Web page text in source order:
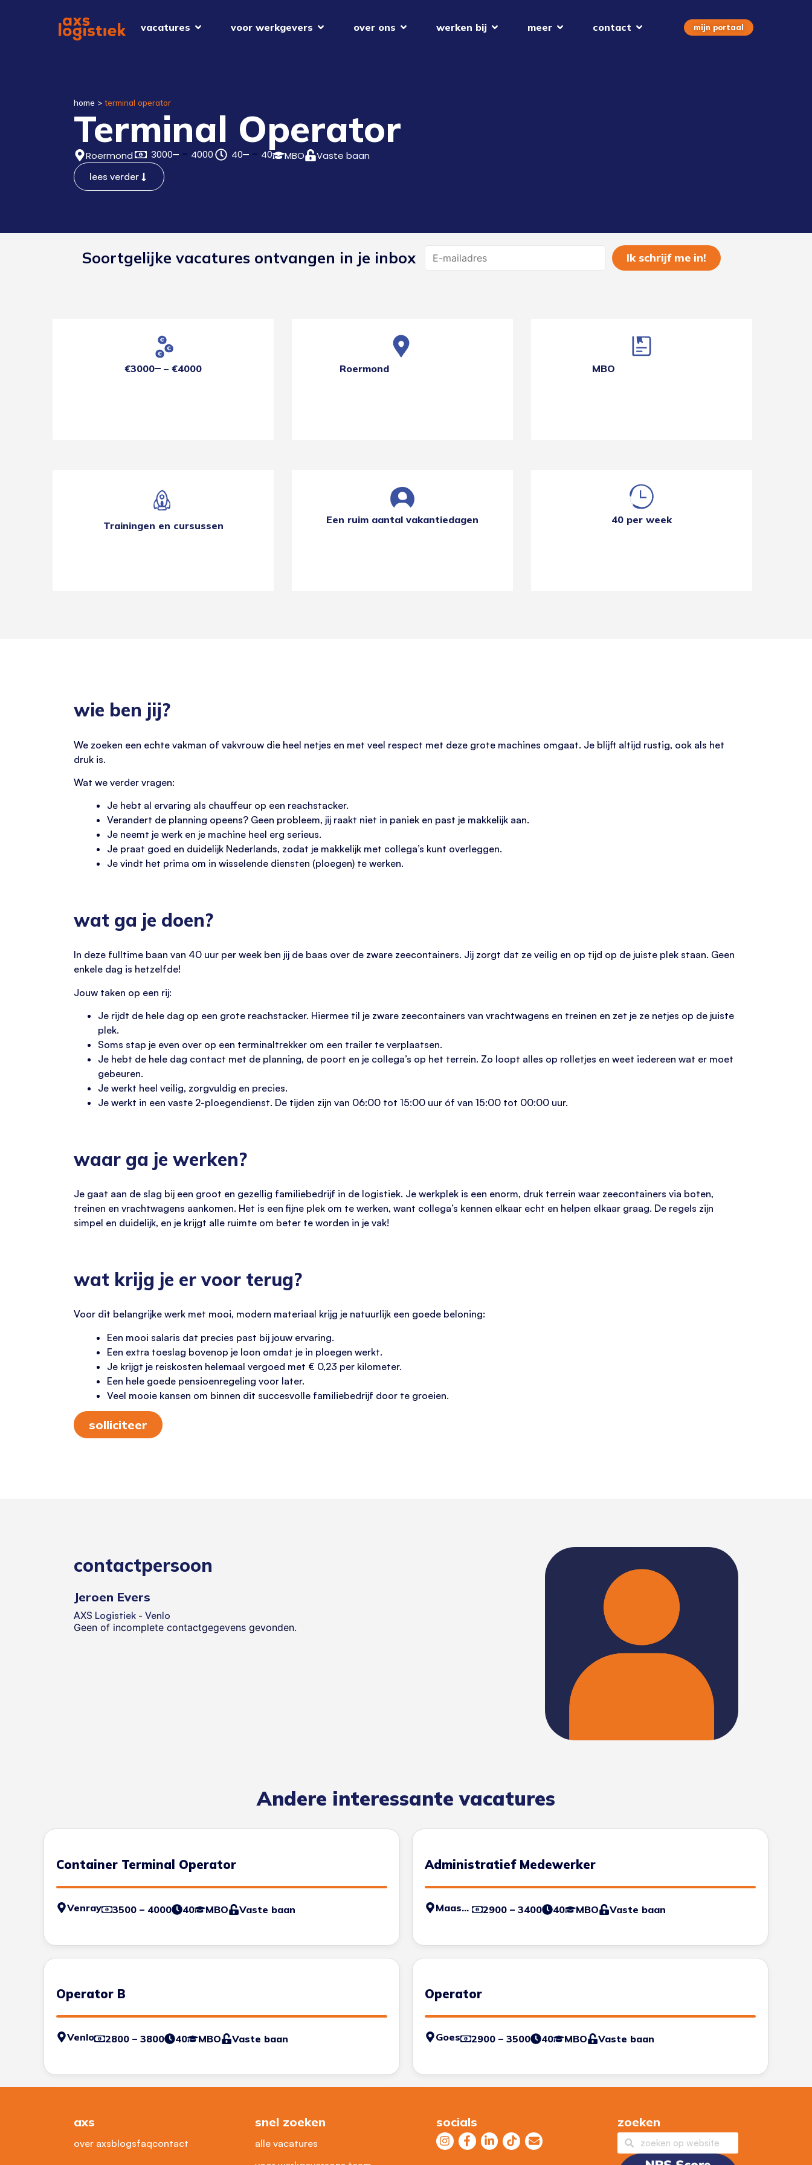
vacatures voor werkgevers over ons werken bij meer contact mijn portaal
home > terminal operator
Terminal Operator
Roermond 3000 4000 40 40 MBO Vaste baan
lees verder
Soortgelijke vacatures ontvangen in je inbox
€3000 €4000 Roermond MBO
Trainingen en cursussen Een ruim aantal vakantiedagen 40 per week
wie ben jij?
We zoeken een echte vakman of vakvrouw die heel netjes en met veel respect met deze grote machines omgaat. Je blijft altijd rustig, ook als het
druk is.
Wat we verder vragen:
Je hebt al ervaring als chauffeur op een reachstacker.
Verandert de planning opeens? Geen probleem, jij raakt niet in paniek en past je makkelijk aan.
Je neemt je werk en je machine heel erg serieus.
Je praat goed en duidelijk Nederlands, zodat je makkelijk met collega’s kunt overleggen.
Je vindt het prima om in wisselende diensten (ploegen) te werken.
wat ga je doen?
In deze fulltime baan van 40 uur per week ben jij de baas over de zware zeecontainers. Jij zorgt dat ze veilig en op tijd op de juiste plek staan. Geen
enkele dag is hetzelfde!
Jouw taken op een rij:
Je rijdt de hele dag op een grote reachstacker. Hiermee til je zware zeecontainers van vrachtwagens en treinen en zet je ze netjes op de juiste
plek.
Soms stap je even over op een terminaltrekker om een trailer te verplaatsen.
Je hebt de hele dag contact met de planning, de poort en je collega’s op het terrein. Zo loopt alles op rolletjes en weet iedereen wat er moet
gebeuren.
Je werkt heel veilig, zorgvuldig en precies.
Je werkt in een vaste 2-ploegendienst. De tijden zijn van 06:00 tot 15:00 uur óf van 15:00 tot 00:00 uur.
waar ga je werken?
Je gaat aan de slag bij een groot en gezellig familiebedrijf in de logistiek. Je werkplek is een enorm, druk terrein waar zeecontainers via boten,
treinen en vrachtwagens aankomen. Het is een fijne plek om te werken, want collega’s kennen elkaar echt en helpen elkaar graag. De regels zijn
simpel en duidelijk, en je krijgt alle ruimte om beter te worden in je vak!
wat krijg je er voor terug?
Voor dit belangrijke werk met mooi, modern materiaal krijg je natuurlijk een goede beloning:
Een mooi salaris dat precies past bij jouw ervaring.
Een extra toeslag bovenop je loon omdat je in ploegen werkt.
Je krijgt je reiskosten helemaal vergoed met € 0,23 per kilometer.
Een hele goede pensioenregeling voor later.
Veel mooie kansen om binnen dit succesvolle familiebedrijf door te groeien.
solliciteer
contactpersoon
Jeroen Evers
AXS Logistiek - Venlo
Geen of incomplete contactgegevens gevonden.
Andere interessante vacatures
Container Terminal Operator
Venray 3500 – 4000 40 MBO Vaste baan
Administratief Medewerker
Maastricht 2900 – 3400 40 MBO Vaste baan
Operator B
Venlo 2800 – 3800 40 MBO Vaste baan
Operator
Goes 2900 – 3500 40 MBO Vaste baan
axs
over axsblogsfaqcontact
snel zoeken
alle vacatures
socials zoeken